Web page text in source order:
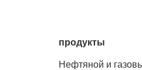
продукты
Нефтяной и